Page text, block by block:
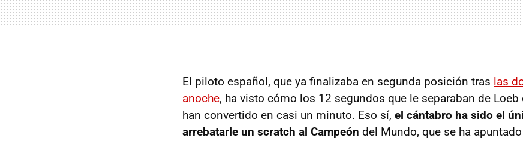
El piloto español, que ya finalizaba en segunda posición tras las
anoche, ha visto cómo los 12 segundos que le separaban de Loeb
han convertido en casi un minuto. Eso sí, el cántabro ha sido el
arrebatarle un scratch al Campeón del Mundo, que se ha